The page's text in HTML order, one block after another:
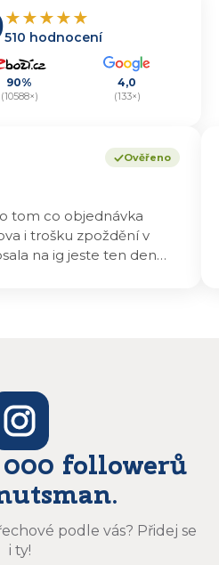
★★★★★
510 hodnocení
90%
(10588×)
4,0
(133×)
Ověřeno
tom co objednávka
i trošku zpoždění v
na ig jeste ten den
followerů
podle vás? Přidej se
i ty!